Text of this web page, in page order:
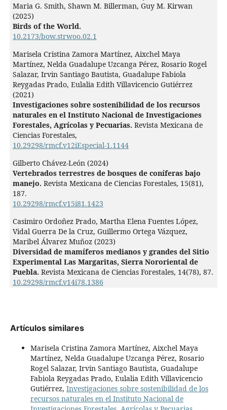
Maria G. Smith, Shawn M. Billerman, Guy M. Kirwan
(2025)
Birds of the World.
10.2173/bow.strwoo.02.1
Marisela Cristina Zamora Martínez, Aixchel Maya
Martínez, Nelda Guadalupe Uzcanga Pérez, Rosario Rogel
Salazar, Irvin Santiago Bautista, Guadalupe Fabiola
Reygadas Prado, Eulalia Edith Villavicencio Gutiérrez
(2021)
Investigaciones sobre sostenibilidad de los recursos
naturales en el Instituto Nacional de Investigaciones
Forestales, Agrícolas y Pecuarias. Revista Mexicana de
Ciencias Forestales,
10.29298/rmcf.v12iEspecial-1.1144
Gilberto Chávez-León (2024)
Vertebrados terrestres de bosques de coníferas bajo
manejo. Revista Mexicana de Ciencias Forestales, 15(81),
187.
10.29298/rmcf.v15i81.1423
Casimiro Ordoñez Prado, Martha Elena Fuentes López,
Vidal Guerra De la Cruz, Guillermo Ortega Vázquez,
Maribel Álvarez Muñoz (2023)
Diversidad de mamíferos medianos y grandes del Sitio
Experimental Las Margaritas, Sierra Nororiental de
Puebla. Revista Mexicana de Ciencias Forestales, 14(78), 87.
10.29298/rmcf.v14i78.1386
Artículos similares
Marisela Cristina Zamora Martínez, Aixchel Maya
Martínez, Nelda Guadalupe Uzcanga Pérez, Rosario
Rogel Salazar, Irvin Santiago Bautista, Guadalupe
Fabiola Reygadas Prado, Eulalia Edith Villavicencio
Gutiérrez, Investigaciones sobre sostenibilidad de los
recursos naturales en el Instituto Nacional de